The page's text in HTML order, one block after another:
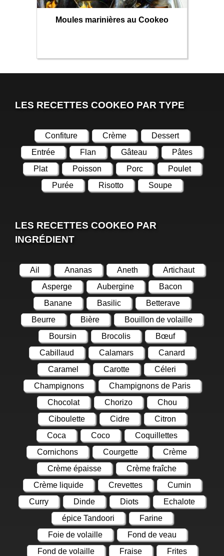
Moules marinières au Cookeo
LES RECETTES COOKEO PAR TYPE
Confiture Crème
Dessert
Entrée
Flan Gâteau
Pâtes
Plat
Poisson Porc
Poulet
Purée
Risotto Soupe
LES RECETTES COOKEO PAR
INGRÉDIENT
Ail Ananas Aneth
Artichaut
Asperge
Aubergine
Bacon
Banane
Basilic
Betterave
Beurre
Bière
Bouillon de volaille
Boursin
Brocolis
Bœuf
Cabillaud
Calamars
Canard
Caramel
Carotte
Céleri
Champignons
Champignons de Paris
Chocolat
Chorizo
Chou
Ciboulette
Cidre
Citron
Coca
Coco
Coquillettes
Cornichons
Courgette
Crème
Crème épaisse
Crème fraîche
Crème liquide
Crevettes
Cumin
Curry
Dinde Diots
Echalote
épice Tandoori
Farine
Foie de volaille
Fond de veau
Fond de volaille
Fraise
Frites